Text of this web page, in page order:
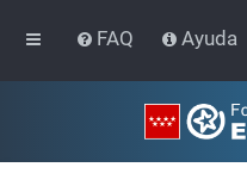
FAQ Ayuda